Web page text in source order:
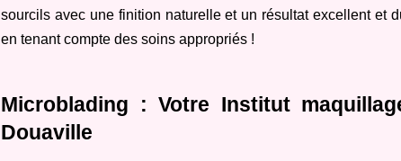
sourcils avec une finition naturelle et un résultat excellent et
en tenant compte des soins appropriés !
Microblading : Votre Institut
Douaville